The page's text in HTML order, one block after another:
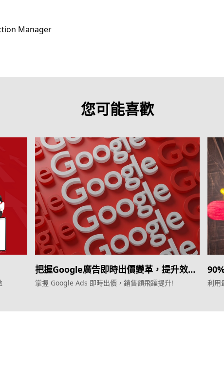
Manager
您可能喜歡
把握Google廣告即時出價變革，提升效
益！
掌握 Google Ads 即時出價，銷售額飛躍提升! 利用